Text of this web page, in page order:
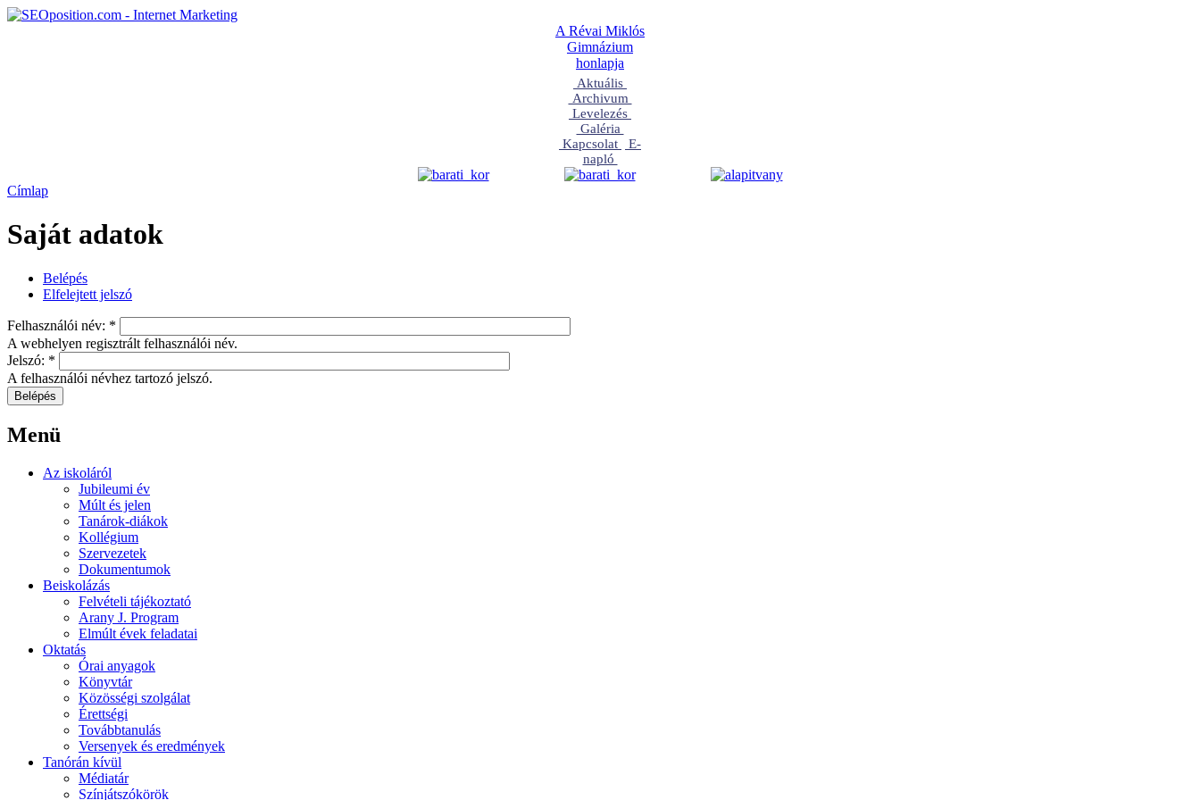
A Révai Miklós
Gimnázium
honlapja
Aktuális
Archivum
Levelezés
Galéria
Kapcsolat
E-
napló
Címlap
Saját adatok
Belépés
Elfelejtett jelszó
Felhasználói név: *
A webhelyen regisztrált felhasználói név.
Jelszó: *
A felhasználói névhez tartozó jelszó.
Menü
Az iskoláról
Jubileumi év
Múlt és jelen
Tanárok-diákok
Kollégium
Szervezetek
Dokumentumok
Beiskolázás
Felvételi tájékoztató
Arany J. Program
Elmúlt évek feladatai
Oktatás
Órai anyagok
Könyvtár
Közösségi szolgálat
Érettségi
Továbbtanulás
Versenyek és eredmények
Tanórán kívül
Médiatár
Színjátszókörök